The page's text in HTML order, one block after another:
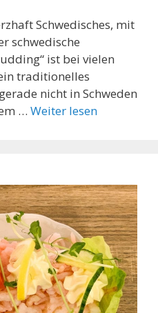
Schwedisches, mit
schwedische
ist bei vielen
traditionelles
nicht in Schweden
… Weiter lesen